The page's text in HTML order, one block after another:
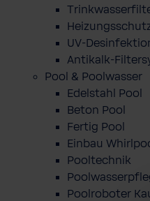
UV-
Antikalk-
Pool & Poolwasser
Edelstahl Pool
Beton Pool
Fertig Pool
Einbau
Pooltechnik
Poolroboter